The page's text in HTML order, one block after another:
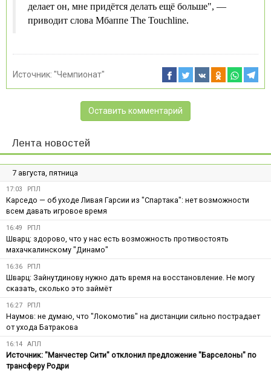
делает он, мне придётся делать ещё больше", —
приводит слова Мбаппе The Touchline.
Источник: "Чемпионат"
Оставить комментарий
Лента новостей
7 августа, пятница
17:03 РПЛ
Карседо — об уходе Ливая Гарсии из "Спартака": нет возможности
всем давать игровое время
16:49 РПЛ
Шварц: здорово, что у нас есть возможность противостоять
махачкалинскому "Динамо"
16:36 РПЛ
Шварц: Зайнутдинову нужно дать время на восстановление. Не могу
сказать, сколько это займёт
16:27 РПЛ
Наумов: не думаю, что "Локомотив" на дистанции сильно пострадает
от ухода Батракова
16:14 АПЛ
Источник: "Манчестер Сити" отклонил предложение "Барселоны" по
трансферу Родри